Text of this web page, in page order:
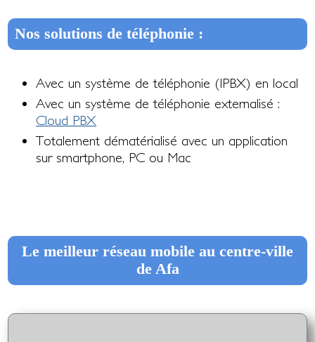
Nos solutions de téléphonie :
Avec un système de téléphonie (IPBX) en local
Avec un système de téléphonie externalisé :
Cloud PBX
Totalement dématérialisé avec un application
sur smartphone, PC ou Mac
Le meilleur réseau mobile au centre-ville
de Afa